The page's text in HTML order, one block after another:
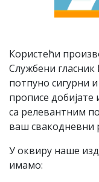
Користећи
Службени
потпуно сигурни
прописе
са релевантним
ваш свакодневни
У оквиру наше
имамо: